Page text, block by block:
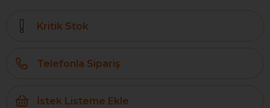
Kritik Stok
Telefonla Sipariş
İstek Listeme Ekle